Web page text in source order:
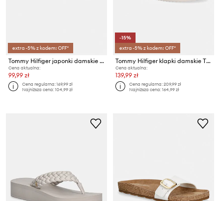
extra -5% z kodem: OFF*
Tommy Hilfiger japonki damskie TH WEBBING SUMMER SANDAL
Cena aktualna:
99,99 zł
Cena regularna:169,99 zł
Najniższa cena:104,99 zł
-15%
extra -5% z kodem: OFF*
Tommy Hilfiger klapki damskie TH LIGHT DOUBLE STRAP SANDAL
Cena aktualna:
139,99 zł
Cena regularna:209,99 zł
Najniższa cena:164,99 zł